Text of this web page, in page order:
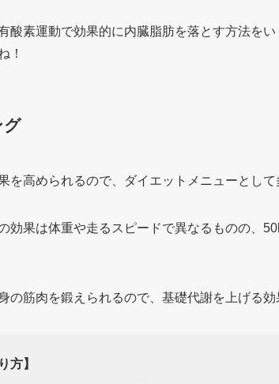
酸素運動で効果的に内臓脂肪を落とす方法を
！
グ
を高められるので、ダイエットメニューとし
効果は体重や走るスピードで異なるものの、
の筋肉を鍛えられるので、基礎代謝を上げる
方】